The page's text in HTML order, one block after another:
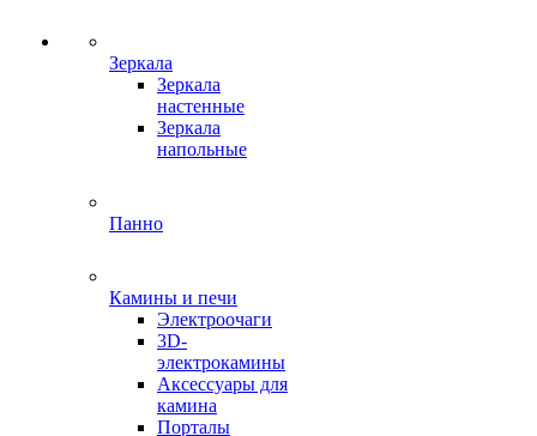
Зеркала
Зеркала
настенные
Зеркала
напольные
Панно
Камины и печи
Электроочаги
3D-
электрокамины
Аксессуары для
камина
Порталы